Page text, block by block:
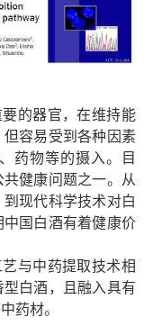
的器官，在维持能
容易受到各种因素
药物等的摄入。目
健康问题之一。从
现代科学技术对白
国白酒有着健康价
与中药提取技术相
白酒，且融入具有
药材。